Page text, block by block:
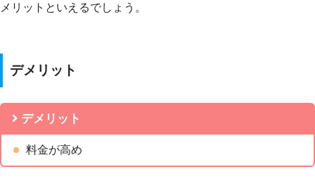
メリットといえるでしょう。
デメリット
デメリット
料金が高め